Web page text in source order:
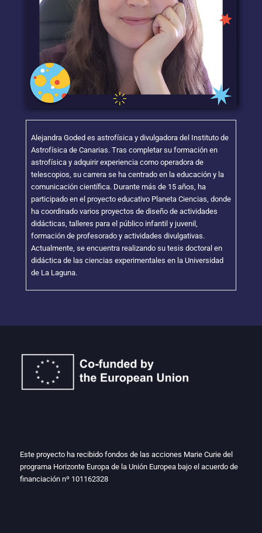
Alejandra Goded es astrofísica y divulgadora del Instituto de
Astrofísica de Canarias. Tras completar su formación en
astrofísica y adquirir experiencia como operadora de
telescopios, su carrera se ha centrado en la educación y la
comunicación científica. Durante más de 15 años, ha
participado en el proyecto educativo Planeta Ciencias, donde
ha coordinado varios proyectos de diseño de actividades
didácticas, talleres para el público infantil y juvenil,
formación de profesorado y actividades divulgativas.
Actualmente, se encuentra realizando su tesis doctoral en
didáctica de las ciencias experimentales en la Universidad
de La Laguna.
Este proyecto ha recibido fondos de las acciones Marie Curie del
programa Horizonte Europa de la Unión Europea bajo el acuerdo de
financiación nº 101162328